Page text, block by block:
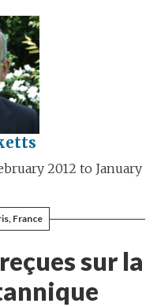
2012 to January
France
sur la